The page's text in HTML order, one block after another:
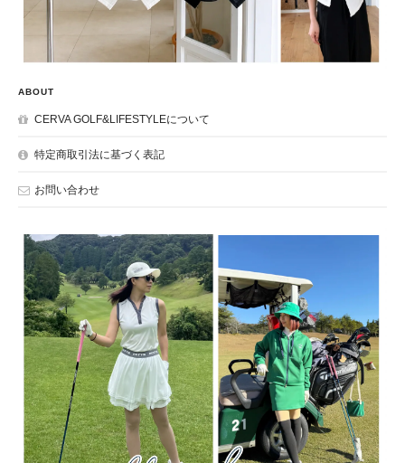
ABOUT
CERVA GOLF&LIFESTYLEについて
特定商取引法に基づく表記
お問い合わせ